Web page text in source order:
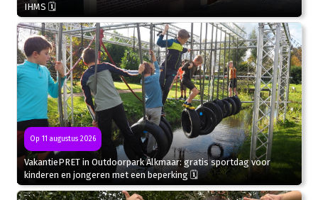
IHMS 🗓
Op 11 augustus 2026
VakantiePRET in Outdoorpark Alkmaar: gratis sportdag voor
kinderen en jongeren met een beperking 🗓